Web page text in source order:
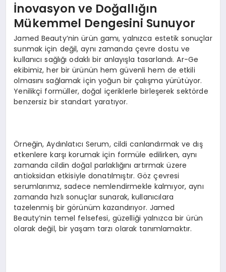
İnovasyon ve Doğallığın
Mükemmel Dengesini Sunuyor
Jamed Beauty’nin ürün gamı, yalnızca estetik sonuçlar
sunmak için değil, aynı zamanda çevre dostu ve
kullanıcı sağlığı odaklı bir anlayışla tasarlandı. Ar-Ge
ekibimiz, her bir ürünün hem güvenli hem de etkili
olmasını sağlamak için yoğun bir çalışma yürütüyor.
Yenilikçi formüller, doğal içeriklerle birleşerek sektörde
benzersiz bir standart yaratıyor.
Örneğin, Aydınlatıcı Serum, cildi canlandırmak ve dış
etkenlere karşı korumak için formüle edilirken, aynı
zamanda cildin doğal parlaklığını artırmak üzere
antioksidan etkisiyle donatılmıştır. Göz çevresi
serumlarımız, sadece nemlendirmekle kalmıyor, aynı
zamanda hızlı sonuçlar sunarak, kullanıcılara
tazelenmiş bir görünüm kazandırıyor. Jamed
Beauty’nin temel felsefesi, güzelliği yalnızca bir ürün
olarak değil, bir yaşam tarzı olarak tanımlamaktır.